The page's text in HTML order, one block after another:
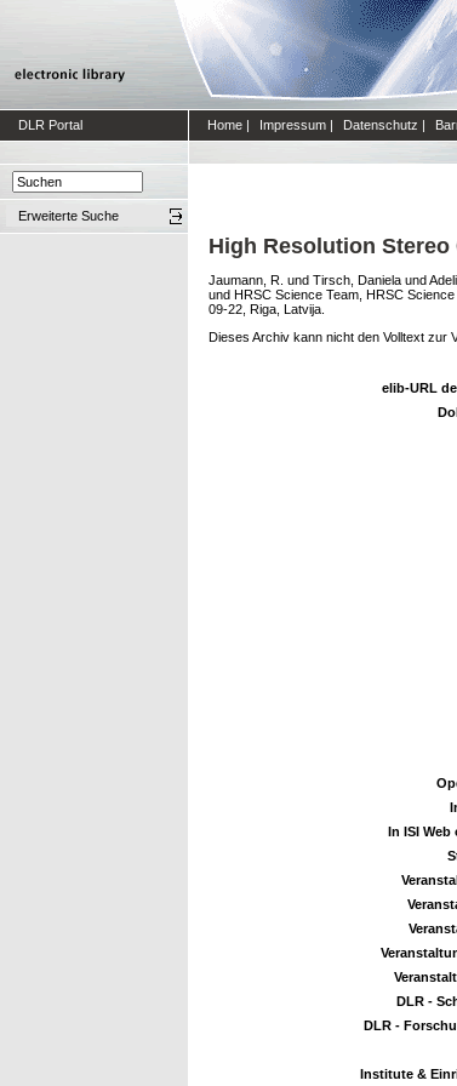
DLR Portal Home | Impressum | Datenschutz |
Erweiterte Suche
High Resolution Stereo
Jaumann, R. und Tirsch, Daniela und
und HRSC Science Team, HRSC Science
09-22, Riga, Latvija.
Dieses Archiv kann nicht den Volltext zur
elib-URL
In ISI Web
DLR -
DLR -
Institute &